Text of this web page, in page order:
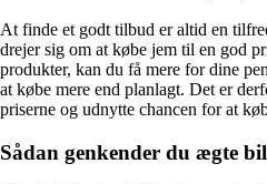
At finde et godt tilbud er altid en
drejer sig om at købe jem til en god
produkter, kan du få mere for dine
at købe mere end planlagt. Det er
priserne og udnytte chancen for at
Sådan genkender du ægte